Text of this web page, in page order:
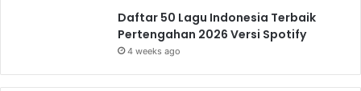
Daftar 50 Lagu Indonesia Terbaik
Pertengahan 2026 Versi Spotify
4 weeks ago